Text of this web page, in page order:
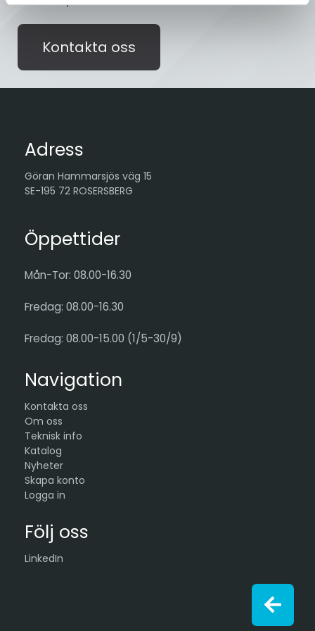
Kontakta oss
Adress
Göran Hammarsjös väg 15
SE-195 72 ROSERSBERG
Öppettider
Mån-Tor: 08.00-16.30
Fredag: 08.00-16.30
Fredag: 08.00-15.00 (1/5-30/9)
Navigation
Kontakta oss
Om oss
Teknisk info
Katalog
Nyheter
Skapa konto
Logga in
Följ oss
LinkedIn